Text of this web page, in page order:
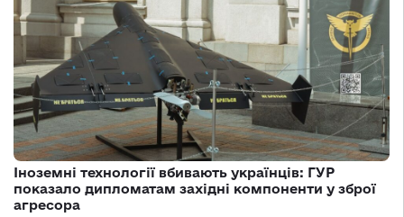
Іноземні технології вбивають українців: ГУР
показало дипломатам західні компоненти у зброї
агресора